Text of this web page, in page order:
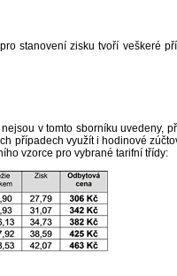
stanovení zisku tvoří veškeré
v tomto sborníku uvedeny,
případech využít i hodinové
vzorce pro vybrané tarifní třídy: